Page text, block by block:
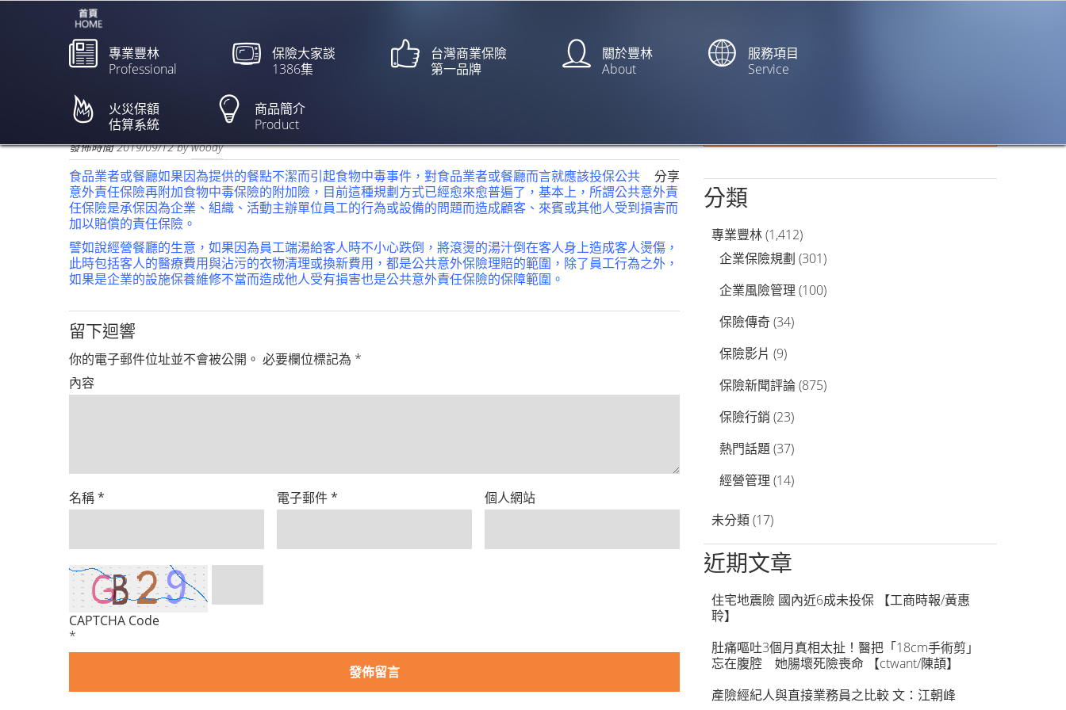
專業豐林
Professional
保險大家談
1386集
台灣商業保險
第一品牌
關於豐林
About
服務項目
Service
火災保額
估算系統
商品簡介
Product
由時報/賴筱桐】
欲閱讀全文請點上列新聞標題
發佈時間2019/09/12bywoody
分享
食品業者或餐廳如果因為提供的餐點不潔而引起食物中毒事件，對食品業者或餐廳而言就應該投保公共
意外責任保險再附加食物中毒保險的附加險，目前這種規劃方式已經愈來愈普遍了，基本上，所謂公共意外責
任保險是承保因為企業、組織、活動主辦單位員工的行為或設備的問題而造成顧客、來賓或其他人受到損害而
加以賠償的責任保險。
譬如說經營餐廳的生意，如果因為員工端湯給客人時不小心跌倒，將滾燙的湯汁倒在客人身上造成客人燙傷，
此時包括客人的醫療費用與沾污的衣物清理或換新費用，都是公共意外保險理賠的範圍，除了員工行為之外，
如果是企業的設施保養維修不當而造成他人受有損害也是公共意外責任保險的保障範圍。
留下迴響
你的電子郵件位址並不會被公開。 必要欄位標記為 *
內容
名稱* 電子郵件* 個人網站
CAPTCHA Code
*
分類
專業豐林(1,412)
企業保險規劃 (301)
企業風險管理 (100)
保險傳奇(34)
保險影片 (9)
保險新聞評論(875)
保險行銷 (23)
熱門話題(37)
經營管理 (14)
未分類(17)
近期文章
住宅地震險 國內近6成未投保 【工商時報/黃惠
聆】
肚痛嘔吐3個月真相太扯！醫把「18cm手術剪」
忘在腹腔 她腸壞死險喪命 【ctwant/陳頡】
產險經紀人與直接業務員之比較 文：江朝峰